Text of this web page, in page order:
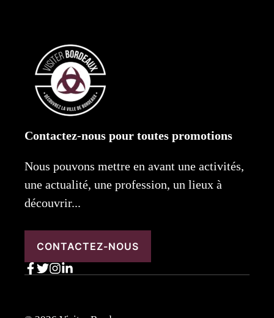
Contactez-nous pour toutes promotions
Nous pouvons mettre en avant une activités,
une actualité, une profession, un lieux à
découvrir...
CONTACTEZ-NOUS